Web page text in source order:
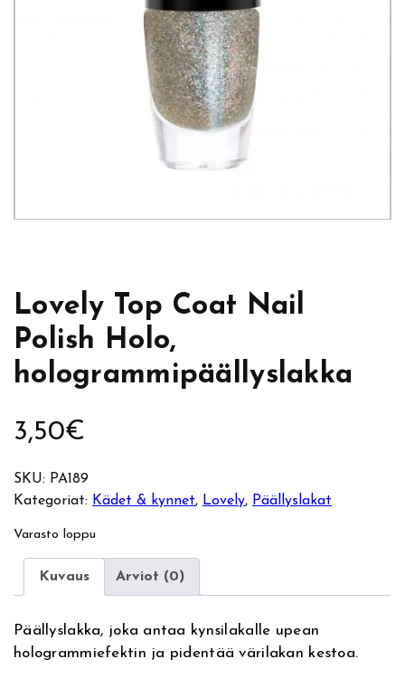
Lovely Top Coat Nail
Polish Holo,
hologrammipäällyslakka
3,50€
SKU: PA189
Kategoriat: Kädet & kynnet, Lovely, Päällyslakat
Varasto loppu
Kuvaus Arviot (0)
Päällyslakka, joka antaa kynsilakalle upean
hologrammiefektin ja pidentää värilakan kestoa.